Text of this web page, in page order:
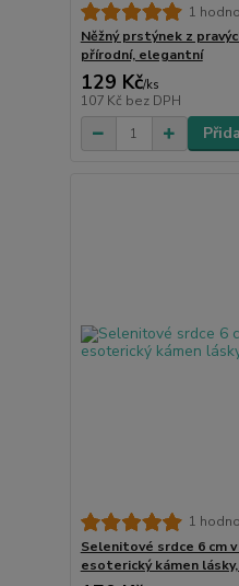
1
Něžný prstýnek z
přírodní, elegantní
129 Kč/ks
107 Kč bez DPH
1
Selenitové srdce 6 cm
esoterický kámen